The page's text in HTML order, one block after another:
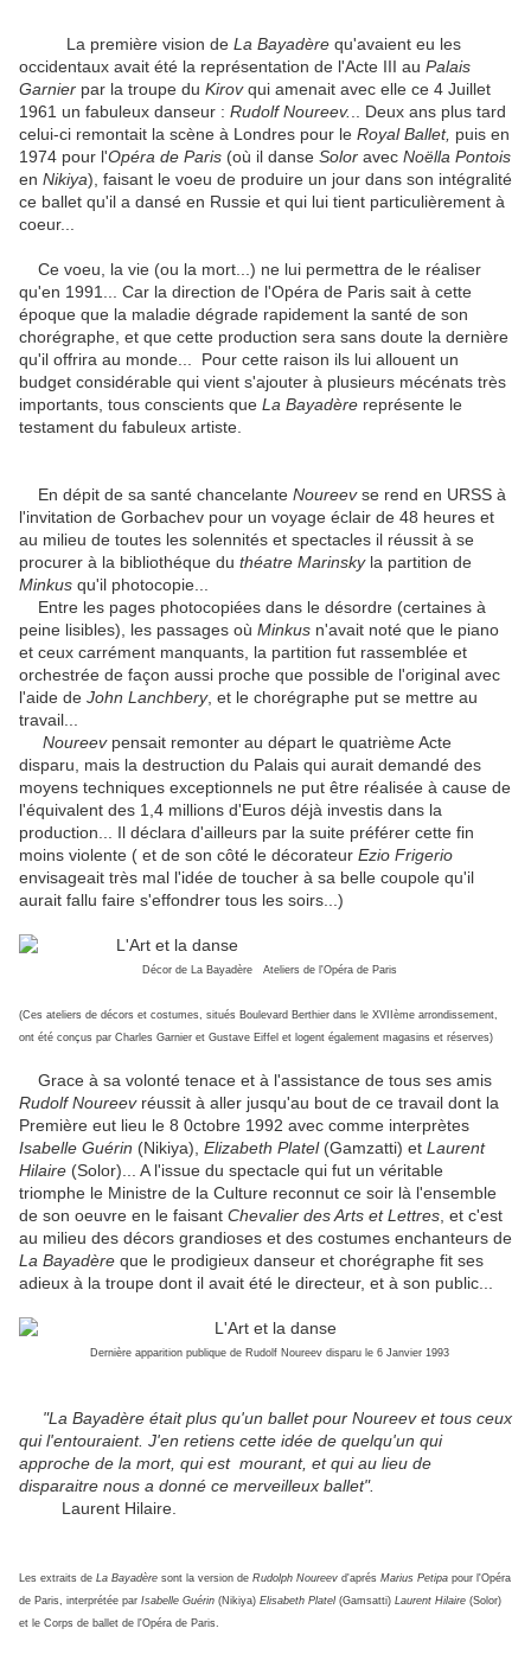
La première vision de La Bayadère qu'avaient eu les
occidentaux avait été la représentation de l'Acte III au Palais
Garnier par la troupe du Kirovqui amenait avec elle ce 4 Juillet
1961 un fabuleux danseur : Rudolf Noureev.
.. Deux ans plus tard
celui-ci remontait la scène à Londres pour le Royal Ballet, puis en
1974 pour l'Opéra de Paris (où il danse Solor avec Noëlla Pontois
en Nikiya), faisant le voeu de produire un jour dans son intégralité
ce ballet qu'il a dansé en Russie et qui lui tient particulièrement à
coeur...
Ce voeu, la vie (ou la mort...) ne lui permettra de le réaliser
qu'en 1991... Car la direction de l'Opéra de Paris sait à cette
époque que la maladie dégrade rapidement la santé de son
chorégraphe, et que cette production sera sans doute la dernière
qu'il offrira au monde... Pour cette raison ils lui allouent un
budget considérable qui vient s'ajouter à plusieurs mécénats très
importants, tous conscients que L a Bayadère représente le
testament du fabuleux artiste.
En dépit de sa santé chancelante Noureevse rend en URSS à
l'invitation de Gorbachev pour un voyage éclair de 48 heures et
au milieu de toutes les solennités et spectacles il réussit à se
procurer à la bibliothéque du théatre Marinskyla partition de
Minkus qu'il photocopie...
Entre les pages photocopiées dans le désordre (certaines à
peine lisibles), les passages où Minkus n'avait noté que le piano
et ceux carrément manquants, la partition fut rassemblée et
orchestrée de façon aussi proche que possible de l'original avec
l'aide de John Lanchbery, et le chorégraphe put se mettre au
travail...
Noureevpensait remonter au départ le quatrième Acte
disparu, mais la destruction du Palais qui aurait demandé des
moyens techniques exceptionnels ne put être réalisée à cause de
l'équivalent des 1,4 millions d'Euros déjà investis dans la
production... Il déclara d'ailleurs par la suite préférer cette fin
moins violente ( et de son côté le décorateur Ezio Frigerio
envisageait très mal l'idée de toucher à sa belle coupole qu'il
aurait fallu faire s'effondrer tous les soirs...)
Décor de La Bayadère Ateliers de l'Opéra de Paris
(Ces ateliers de décors et costumes, situés Boulevard Berthier dans le XVIIème arrondissement,
ont été conçus par Charles Garnier et Gustave Eiffel et logent également magasins et réserves)
Grace à sa volonté tenace et à l'assistance de tous ses amis
Rudolf Noureevréussit à aller jusqu'au bout de ce travail dont la
Première eut lieu le 8 0ctobre 1992 avec comme interprètes
Isabelle Guérin (Nikiya), Elizabeth Platel(Gamzatti) et Laurent
Hilaire (Solor)... A l'issue du spectacle qui fut un véritable
triomphe le Ministre de la Culture reconnut ce soir là l'ensemble
de son oeuvre en le faisant Chevalier des Arts et Lettres , et c'est
au milieu des décors grandioses et des costumes enchanteurs de
L a Bayadère que le prodigieux danseur et chorégraphe fit ses
adieux à la troupe dont il avait été le directeur, et à son public...
Dernière apparition publique de Rudolf Noureev disparu le 6 Janvier 1993
"La Bayadère était plus qu'un ballet pour Noureev et tous ceux
qui l'entouraient. J'en retiens cette idée de quelqu'un qui
approche de la mort, qui est mourant, et qui au lieu de
disparaitre nous a donné ce merveilleux ballet".
Laurent Hilaire.
Les extraits de La Bayadère sont la version de Rudolph Noureev d'aprés Marius Petipa pour l'Opéra
de Paris, interprétée par Isabelle Guérin (Nikiya) Elisabeth Platel (Gamsatti) Laurent Hilaire (Solor)
et le Corps de ballet de l'Opéra de Paris.